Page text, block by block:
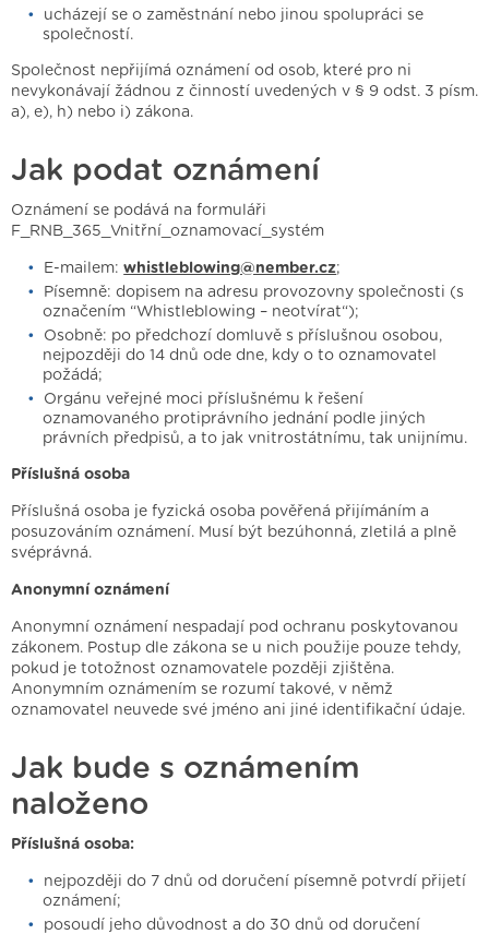
ucházejí se o zaměstnání nebo jinou spolupráci se
společností.
Společnost nepřijímá oznámení od osob, které pro ni
nevykonávají žádnou z činností uvedených v § 9 odst. 3 písm.
a), e), h) nebo i) zákona.
Jak podat oznámení
Oznámení se podává na formuláři
F_RNB_365_Vnitřní_oznamovací_systém
E-mailem:whistleblowing@nember.cz;
Písemně: dopisem na adresu provozovny společnosti (s
označením “Whistleblowing – neotvírat“);
Osobně: po předchozí domluvě s příslušnou osobou,
nejpozději do 14 dnů ode dne, kdy o to oznamovatel
požádá;
Orgánu veřejné moci příslušnému k řešení
oznamovaného protiprávního jednání podle jiných
právních předpisů, a to jak vnitrostátnímu, tak unijnímu.
Příslušná osoba
Příslušná osoba je fyzická osoba pověřená přijímáním a
posuzováním oznámení. Musí být bezúhonná, zletilá a plně
svéprávná.
Anonymní oznámení
Anonymní oznámení nespadají pod ochranu poskytovanou
zákonem. Postup dle zákona se u nich použije pouze tehdy,
pokud je totožnost oznamovatele později zjištěna.
Anonymním oznámením se rozumí takové, v němž
oznamovatel neuvede své jméno ani jiné identifikační údaje.
Jak bude s oznámením
naloženo
Příslušná osoba:
nejpozději do 7 dnů od doručení písemně potvrdí přijetí
oznámení;
posoudí jeho důvodnost a do 30 dnů od doručení